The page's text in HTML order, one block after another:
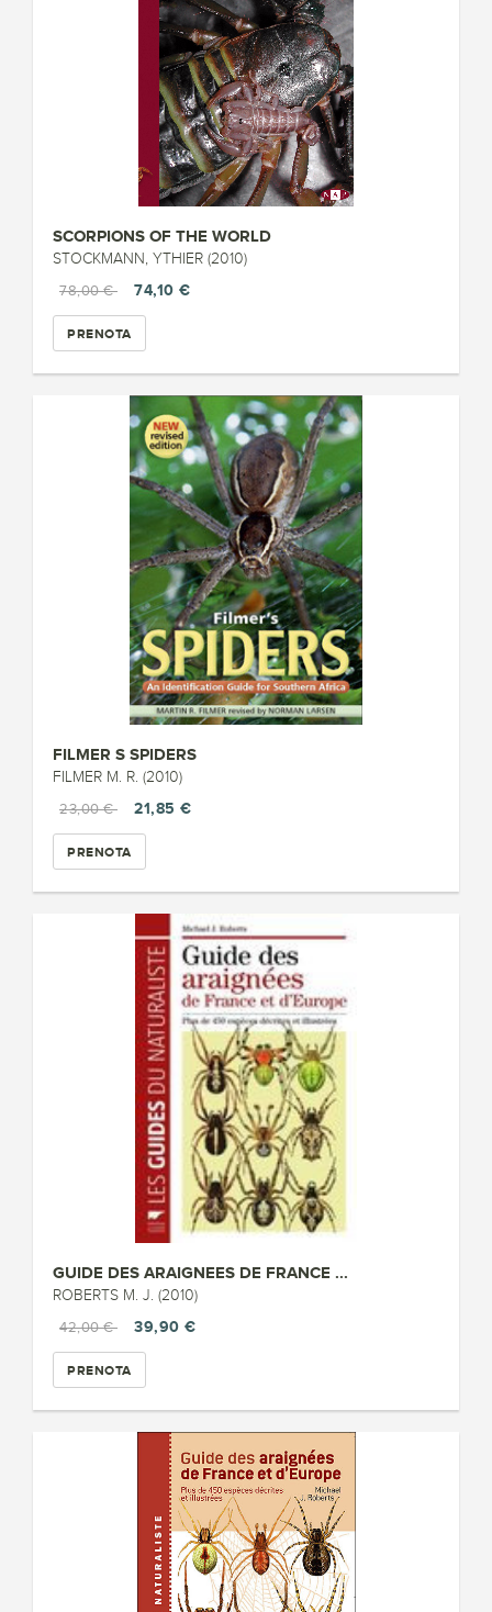
SCORPIONS OF THE WORLD
STOCKMANN, YTHIER (2010)
78,00 €
74,10 €
PRENOTA
FILMER S SPIDERS
FILMER M. R. (2010)
23,00 €
21,85 €
PRENOTA
GUIDE DES ARAIGNEES DE FRANCE ...
ROBERTS M. J. (2010)
42,00 €
39,90 €
PRENOTA